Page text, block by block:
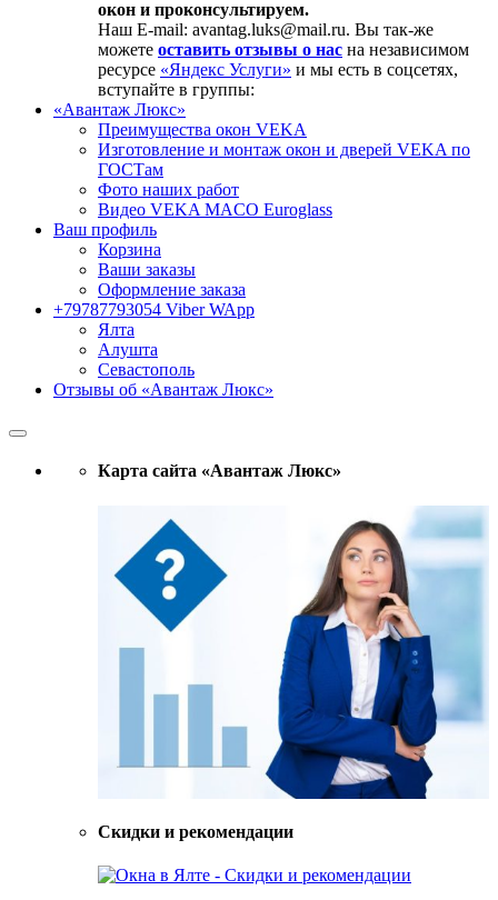
окон и проконсультируем.
Наш E-mail: avantag.luks@mail.ru. Вы так-же
можете оставить отзывы о нас на независимом
ресурсе «Яндекс Услуги» и мы есть в соцсетях,
вступайте в группы:
«Авантаж Люкс»
Преимущества окон VEKA
Изготовление и монтаж окон и дверей VEKA по
ГОСТам
Фото наших работ
Видео VEKA MACO Euroglass
Ваш профиль
Корзина
Ваши заказы
Оформление заказа
+79787793054 Viber WApp
Ялта
Алушта
Севастополь
Отзывы об «Авантаж Люкс»
Карта сайта «Авантаж Люкс»
Скидки и рекомендации